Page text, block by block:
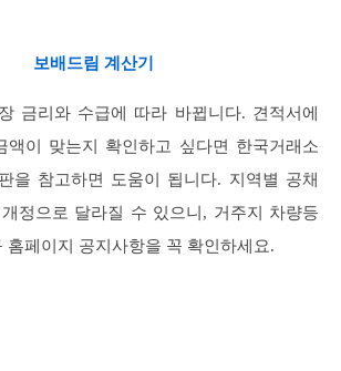
보배드림 계산기
금리와 수급에 따라 바뀝니다. 견적서에
액이 맞는지 확인하고 싶다면 한국거래소
을 참고하면 도움이 됩니다. 지역별 공채
정으로 달라질 수 있으니, 거주지 차량등
홈페이지 공지사항을 꼭 확인하세요.